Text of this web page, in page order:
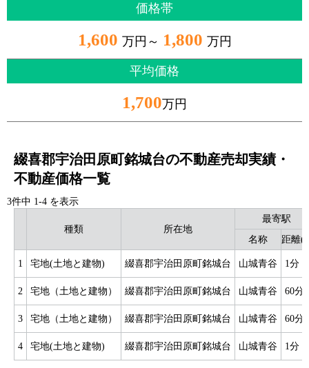
価格帯
1,600 万円～ 1,800 万円
平均価格
1,700万円
綴喜郡宇治田原町銘城台の不動産売却実績・
不動産価格一覧
3件中 1-4 を表示
種類 所在地
最寄駅
名称
距離(
1 宅地(土地と建物) 綴喜郡宇治田原町銘城台 山城青谷 1分
2 宅地（土地と建物） 綴喜郡宇治田原町銘城台 山城青谷 60分
3 宅地（土地と建物） 綴喜郡宇治田原町銘城台 山城青谷 60分
4 宅地(土地と建物) 綴喜郡宇治田原町銘城台 山城青谷 1分